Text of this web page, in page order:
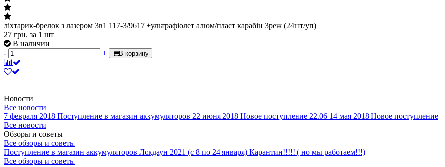
ліхтарик-брелок з лазером 3в1 117-3/9617 +ультрафіолет алюм/пласт карабін 3реж (24шт/уп)
27 грн. за 1 шт
В наличии
-
+ В корзину
Новости
Все новости
7 февраля 2018 Поступление в магазин аккумуляторов 22 июня 2018 Новое поступление 22.06 14 мая 2018 Новое поступление
Все новости
Обзоры и советы
Все обзоры и советы
Поступление в магазин аккумуляторов Локдаун 2021 (с 8 по 24 января) Карантин!!!!! ( но мы работаем!!!)
Все обзоры и советы